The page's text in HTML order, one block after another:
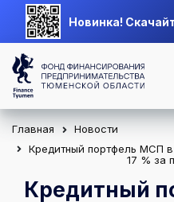
Новинка!
Главная
Новости
Кредитный портфель МСП
17 % за
Кредитный